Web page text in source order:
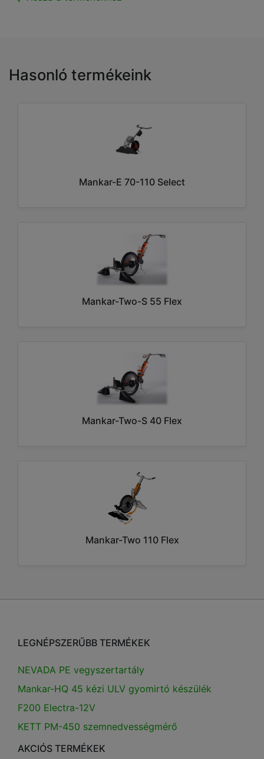
Hasonló termékeink
Mankar-E 70-110 Select
Mankar-Two-S 55 Flex
Mankar-Two-S 40 Flex
Mankar-Two 110 Flex
LEGNÉPSZERŰBB TERMÉKEK
NEVADA PE vegyszertartály
Mankar-HQ 45 kézi ULV gyomirtó készülék
F200 Electra-12V
KETT PM-450 szemnedvességmérő
AKCIÓS TERMÉKEK